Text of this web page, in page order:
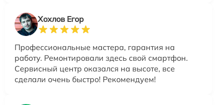
Хохлов Егор
Профессиональные мастера, гарантия на
работу. Ремонтировали здесь свой смартфон.
Сервисный центр оказался на высоте, все
сделали очень быстро! Рекомендуем!